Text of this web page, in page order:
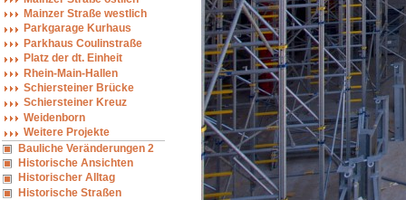
Mainzer Straße westlich
Parkgarage Kurhaus
Parkhaus Coulinstraße
Platz der dt. Einheit
Rhein-Main-Hallen
Schiersteiner Brücke
Schiersteiner Kreuz
Weidenborn
Weitere Projekte
Bauliche Veränderungen 2
Historische Ansichten
Historischer Alltag
Historische Straßen